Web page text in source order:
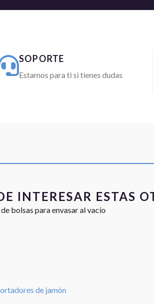
SOPORTE
Estamos para ti si tienes dudas
INTERESAR ESTAS
bolsas para envasar al vacío
de jamón